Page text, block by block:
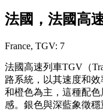
法國，法國高
France, TGV: 7
法國高速列車TGV（
路系統，以其速度和
和橙色為主，這種配
感。銀色與深藍象徵